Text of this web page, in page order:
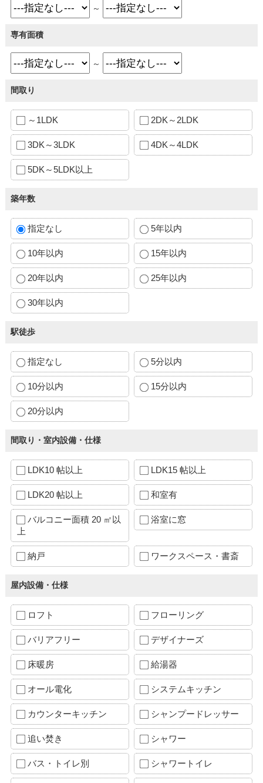
～
専有面積
～
間取り
～1LDK 2DK～2LDK
3DK～3LDK 4DK～4LDK
5DK～5LDK以上
築年数
指定なし 5年以内
10年以内 15年以内
20年以内 25年以内
30年以内
駅徒歩
指定なし 5分以内
10分以内 15分以内
20分以内
間取り・室内設備・仕様
LDK10 帖以上 LDK15 帖以上
LDK20 帖以上 和室有
バルコニー面積 20 ㎡以
上
浴室に窓
納戸 ワークスペース・書斎
屋内設備・仕様
ロフト フローリング
バリアフリー デザイナーズ
床暖房 給湯器
オール電化 システムキッチン
カウンターキッチン シャンプードレッサー
追い焚き シャワー
バス・トイレ別 シャワートイレ